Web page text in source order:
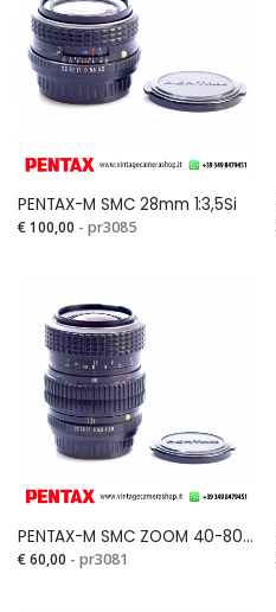
PENTAX-M SMC 28mm 1:3,5Si
€ 100,00 - pr3085
PENTAX-M SMC ZOOM 40-80mm 1:2,8-4 Si
€ 60,00 - pr3081